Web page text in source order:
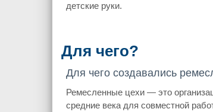
детские руки.
Для чего?
Для чего создавались
Ремесленные цехи — это
средние века для совместной